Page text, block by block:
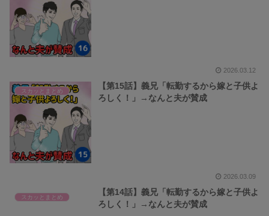
2026.03.12
スカッとまとめ
【第15話】義兄「転勤するから嫁と子供よ
ろしく！」→なんと夫が賛成
2026.03.09
スカッとまとめ
【第14話】義兄「転勤するから嫁と子供よ
ろしく！」→なんと夫が賛成